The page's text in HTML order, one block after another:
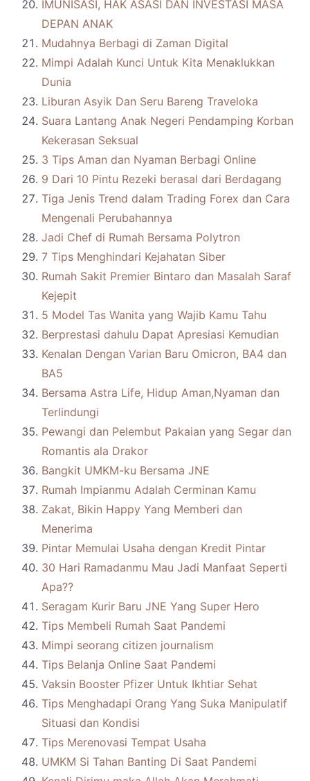
IMUNISASI, HAK ASASI DAN INVESTASI MASA
DEPAN ANAK
Mudahnya Berbagi di Zaman Digital
Mimpi Adalah Kunci Untuk Kita Menaklukkan
Dunia
Liburan Asyik Dan Seru Bareng Traveloka
Suara Lantang Anak Negeri Pendamping Korban
Kekerasan Seksual
3 Tips Aman dan Nyaman Berbagi Online
9 Dari 10 Pintu Rezeki berasal dari Berdagang
Tiga Jenis Trend dalam Trading Forex dan Cara
Mengenali Perubahannya
Jadi Chef di Rumah Bersama Polytron
7 Tips Menghindari Kejahatan Siber
Rumah Sakit Premier Bintaro dan Masalah Saraf
Kejepit
5 Model Tas Wanita yang Wajib Kamu Tahu
Berprestasi dahulu Dapat Apresiasi Kemudian
Kenalan Dengan Varian Baru Omicron, BA4 dan
BA5
Bersama Astra Life, Hidup Aman,Nyaman dan
Terlindungi
Pewangi dan Pelembut Pakaian yang Segar dan
Romantis ala Drakor
Bangkit UMKM-ku Bersama JNE
Rumah Impianmu Adalah Cerminan Kamu
Zakat, Bikin Happy Yang Memberi dan
Menerima
Pintar Memulai Usaha dengan Kredit Pintar
30 Hari Ramadanmu Mau Jadi Manfaat Seperti
Apa??
Seragam Kurir Baru JNE Yang Super Hero
Tips Membeli Rumah Saat Pandemi
Mimpi seorang citizen journalism
Tips Belanja Online Saat Pandemi
Vaksin Booster Pfizer Untuk Ikhtiar Sehat
Tips Menghadapi Orang Yang Suka Manipulatif
Situasi dan Kondisi
Tips Merenovasi Tempat Usaha
UMKM Si Tahan Banting Di Saat Pandemi